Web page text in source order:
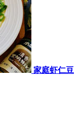
家庭虾仁豆